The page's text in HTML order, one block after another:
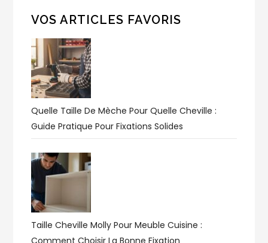
VOS ARTICLES FAVORIS
Quelle Taille De Mèche Pour Quelle Cheville :
Guide Pratique Pour Fixations Solides
Taille Cheville Molly Pour Meuble Cuisine :
Comment Choisir La Bonne Fixation